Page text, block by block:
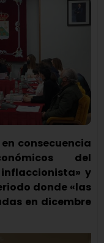
consecuencia
del
y
donde «las
en dicembre